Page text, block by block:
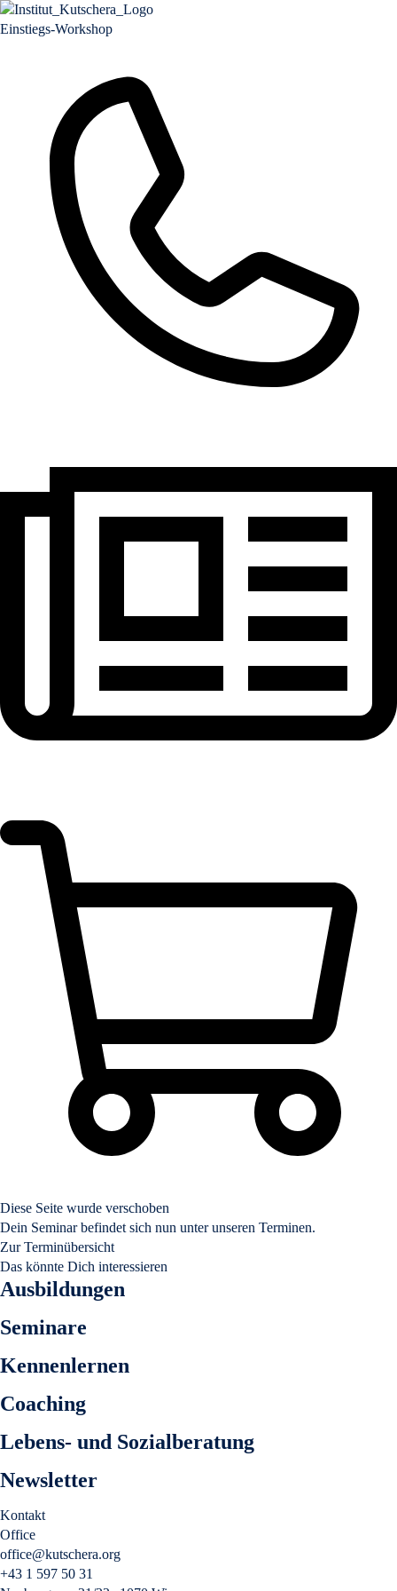
Einstiegs-Workshop
Diese Seite wurde verschoben
Dein Seminar befindet sich nun unter unseren Terminen.
Zur Terminübersicht
Das könnte Dich interessieren
Ausbildungen
Seminare
Kennenlernen
Coaching
Lebens- und Sozialberatung
Newsletter
Kontakt
Office
office@kutschera.org
+43 1 597 50 31